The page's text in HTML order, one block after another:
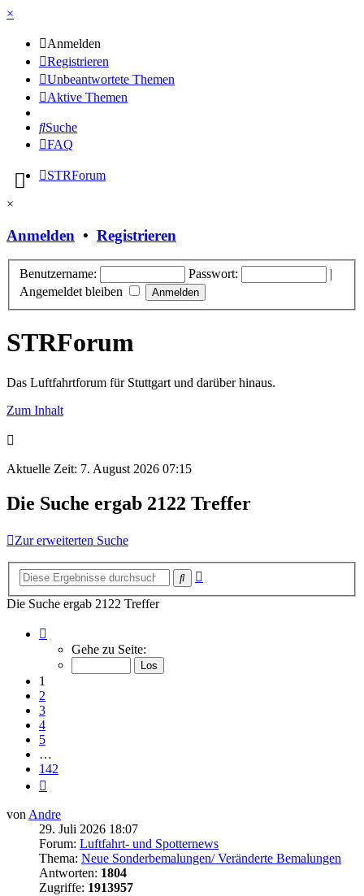
×
Anmelden
Registrieren
Unbeantwortete Themen
Aktive Themen
Suche
FAQ
STRForum
×
Anmelden • Registrieren
Benutzername: Passwort:
|
Angemeldet bleiben
STRForum
Das Luftfahrtforum für Stuttgart und darüber hinaus.
Zum Inhalt
Aktuelle Zeit: 7. August 2026 07:15
Die Suche ergab 2122 Treffer
Zur erweiterten Suche
Suche
Die Suche ergab 2122 Treffer
von
Gehe zu Seite:
1
2
3
4
5
…
142
von Andre
29. Juli 2026 18:07
Forum: Luftfahrt- und Spotternews
Thema: Neue Sonderbemalungen/ Veränderte Bemalungen
Antworten: 1804
Zugriffe: 1913957